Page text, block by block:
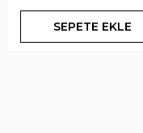
SEPETE EKLE